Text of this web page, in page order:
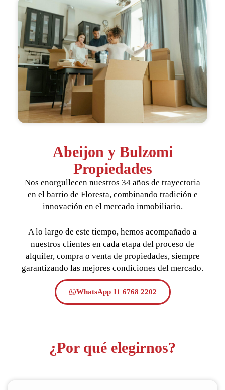
Abeijon y Bulzomi
Propiedades
Nos enorgullecen nuestros 34 años de trayectoria
en el barrio de Floresta, combinando tradición e
innovación en el mercado inmobiliario.
A lo largo de este tiempo, hemos acompañado a
nuestros clientes en cada etapa del proceso de
alquiler, compra o venta de propiedades, siempre
garantizando las mejores condiciones del mercado.
WhatsApp 11 6768 2202
¿Por qué elegirnos?